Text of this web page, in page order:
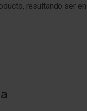
resultando ser